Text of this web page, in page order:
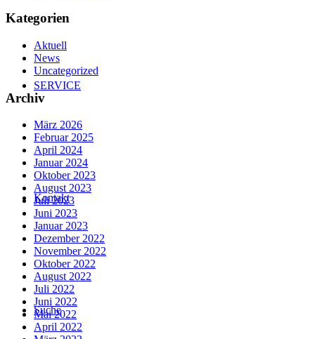
SERVICE
Kontakt
Suche
Kategorien
Aktuell
News
Uncategorized
Archiv
März 2026
Februar 2025
April 2024
Januar 2024
Oktober 2023
August 2023
Juli 2023
Juni 2023
Januar 2023
Dezember 2022
November 2022
Oktober 2022
August 2022
Juli 2022
Juni 2022
Mai 2022
April 2022